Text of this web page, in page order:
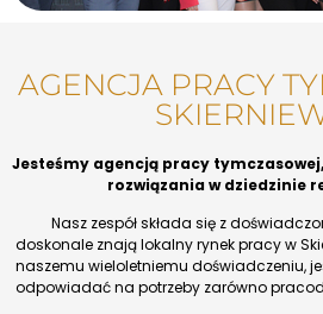
AGENCJA PRACY
Jesteśmy agencją pracy
rozwiązania w dziedzinie
Nasz zespół składa się z
doskonale znają lokalny rynek pracy w
naszemu wieloletniemu doświadczeniu,
odpowiadać na potrzeby zarówno